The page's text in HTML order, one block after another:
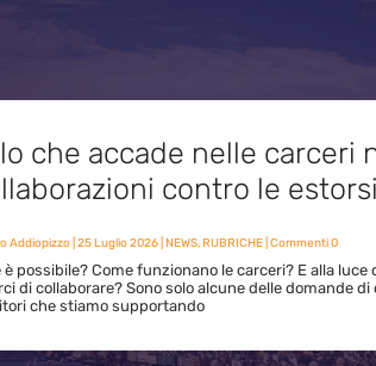
che accade nelle carceri
contro le
Addiopizzo| 25 Luglio 2026| NEWS,RUBRICHE| Commenti 0
è possibile? Come funzionano le carceri? E alla
di collaborare? Sono solo alcune delle domande
che stiamo supportando